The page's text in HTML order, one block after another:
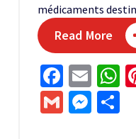
médicaments
Read More
Gmail